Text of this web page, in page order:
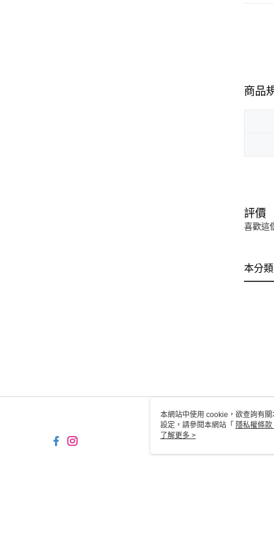
商品
評價
喜歡這
本分
本網站中使用 cookie，欲查詢有
設定，請參閱本網站「 隱私權條款
使用 cookie。
了解更多 >